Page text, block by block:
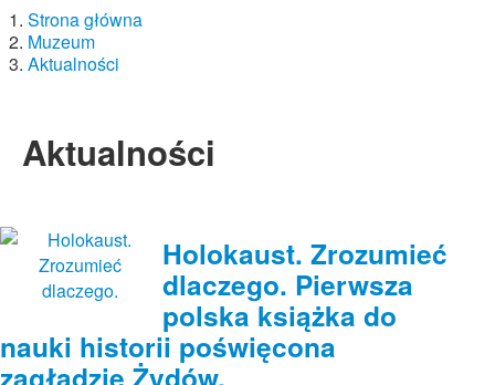
Strona główna
Muzeum
Aktualności
Aktualności
Holokaust. Zrozumieć
dlaczego. Pierwsza
polska książka do
nauki historii poświęcona